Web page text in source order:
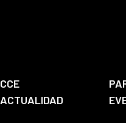
CCE
ACTUALIDAD